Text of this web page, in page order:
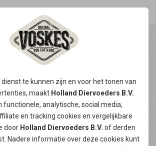
te kunnen zijn en voor het tonen van
maakt Holland Diervoeders B.V.
functionele, analytische, social media,
en tracking cookies en vergelijkbare
door Holland Diervoeders B.V. of derden
Nadere informatie over deze cookies kunt
PAST BIJ
wordt gelukkig van dezelfde
de ene viervoeter energie haalt
actie, geniet de andere net van
het volgen van een spoor.